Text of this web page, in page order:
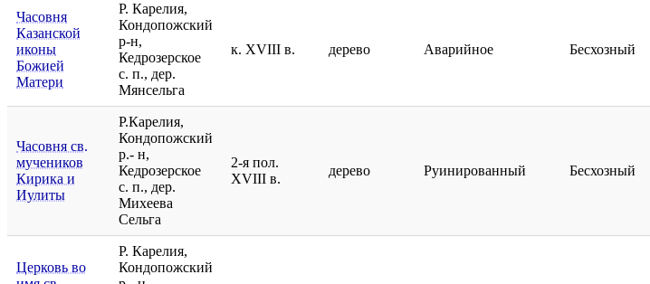
Часовня
Казанской
иконы
Божией
Матери
Р. Карелия,
Кондопожский
р-н,
Кедрозерское
с. п., дер.
Мянсельга
к. XVIII в. дерево Аварийное Бесхозный
Часовня св.
мучеников
Кирика и
Иулиты
Р.Карелия,
Кондопожский
р.- н,
Кедрозерское
с. п., дер.
Михеева
Сельга
2-я пол.
XVIII в.
дерево Руинированный Бесхозный
Церковь во
Р. Карелия,
Кондопожский